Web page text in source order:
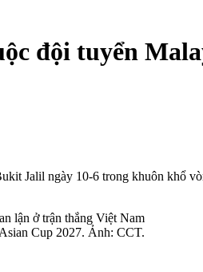
đội tuyển
Jalil ngày 10-6 trong khuôn khổ
Cup 2027. Ảnh: CCT.